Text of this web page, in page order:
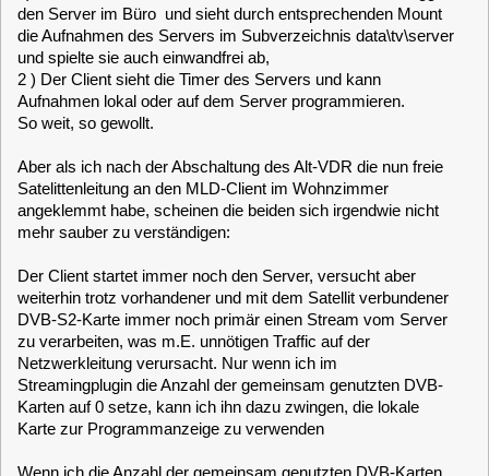
Satelittenleitung an den MLD-Client im Wohnzimmer
angeklemmt habe, scheinen die beiden sich irgendwie nicht
mehr sauber zu verständigen:
Der Client startet immer noch den Server, versucht aber
weiterhin trotz vorhandener und mit dem Satellit verbundener
DVB-S2-Karte immer noch primär einen Stream vom Server
zu verarbeiten, was m.E. unnötigen Traffic auf der
Streamingplugin die Anzahl der gemeinsam genutzten DVB-
Karten auf 0 setze, kann ich ihn dazu zwingen, die lokale
Karte zur Programmanzeige zu verwenden
Wenn ich die Anzahl der gemeinsam genutzten DVB-Karten
Stream vom Server und dann muss man den VDR sowohl
am Server als auch am Client wieder neu starten, was etwas
lästig ist, aber grundsätzlich ja auch nicht nötig ist, wenn der
Client seine eigene Karte benutzt.
Dummerweise schaltet sich der Server mitunter nach
getaner Aufnahme aus einem Timer einfach ab, obwohl der
Client noch eine Aufzeichnung von der Serverplatte abruft,
was den Client dann regelmäßig crasht.
fährt, sondern merkt, dass auf seine Platten noch zugegriffen